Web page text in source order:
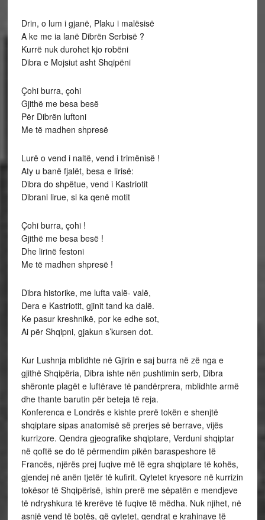
Drin, o lum i gjanë, Plaku i malësisë
A ke me ia lanë Dibrën Serbisë ?
Kurrë nuk durohet kjo robëni
Dibra e Mojsiut asht Shqipëni
Çohi burra, çohi
Gjithë me besa besë
Për Dibrën luftoni
Me të madhen shpresë
Lurë o vend i naltë, vend i trimënisë !
Aty u banë fjalët, besa e lirisë:
Dibra do shpëtue, vend i Kastriotit
Dibrani lirue, si ka qenë motit
Çohi burra, çohi !
Gjithë me besa besë !
Dhe lirinë festoni
Me të madhen shpresë !
Dibra historike, me lufta valë- valë,
Dera e Kastriotit, gjinit tand ka dalë.
Ke pasur kreshnikë, por ke edhe sot,
Ai për Shqipni, gjakun s’kursen dot.
Kur Lushnja mblidhte në Gjirin e saj burra në zë nga e
gjithë Shqipëria, Dibra ishte nën pushtimin serb, Dibra
shëronte plagët e luftërave të pandërprera, mblidhte armë
dhe thante barutin për beteja të reja.
Konferenca e Londrës e kishte prerë tokën e shenjtë
shqiptare sipas anatomisë së prerjes së berrave, vijës
kurrizore. Qendra gjeografike shqiptare, Verduni shqiptar
në qoftë se do të përmendim pikën baraspeshore të
Francës, njërës prej fuqive më të egra shqiptare të kohës,
gjendej në anën tjetër të kufirit. Qytetet kryesore në kurrizin
tokësor të Shqipërisë, ishin prerë me sëpatën e mendjeve
të ndryshkura të krerëve të fuqive të mëdha. Nuk njihet, në
asnjë vend të botës, që qytetet, qendrat e krahinave të